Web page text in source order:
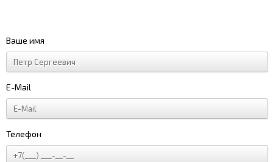
Ваше имя
E-Mail
Телефон